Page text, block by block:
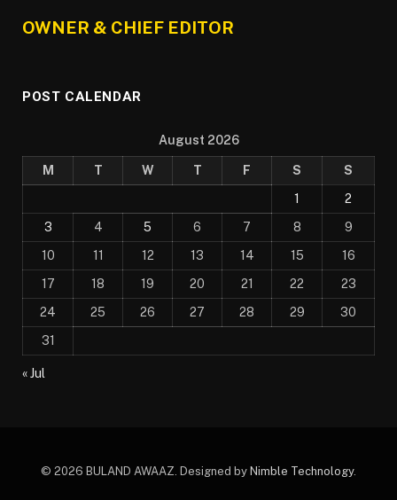
OWNER & CHIEF EDITOR
POST CALENDAR
August 2026
M T W T F S
S
1
2
3
4 5 6 7 8
9
10
11 12 13 14 15
16
17
18 19 20 21 22
23
24
25 26 27 28 29
30
31
« Jul
© 2026 BULAND AWAAZ. Designed by Nimble Technology.